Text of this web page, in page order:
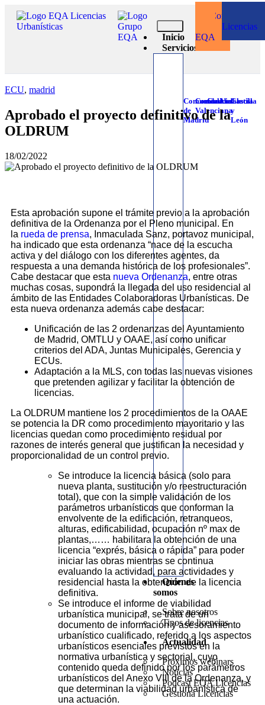
Inicio
Servicios
Comunidad
de
Madrid
Comunidad
Valenciana
GaliciaAndalucía
Castilla
y
León
Quienes
somos
Sobre nosotros
Tipos de licencias
Actualidad
Próximos webinars
Noticias
Podcast EQA Licencias
Gestiona Licencias
Contacto
EQA
Licencias
ECU, madrid
Aprobado el proyecto definitivo de la
OLDRUM
18/02/2022
Esta aprobación supone el trámite previo a la aprobación
definitiva de la Ordenanza por el Pleno municipal. En
la rueda de prensa, Inmaculada Sanz, portavoz municipal,
ha indicado que esta ordenanza “nace de la escucha
activa y del diálogo con los diferentes agentes, da
respuesta a una demanda histórica de los profesionales”.
Cabe destacar que esta nueva Ordenanza, entre otras
muchas cosas, supondrá la llegada del uso residencial al
ámbito de las Entidades Colaboradoras Urbanísticas. De
esta nueva ordenanza además cabe destacar:
Unificación de las 2 ordenanzas del Ayuntamiento
de Madrid, OMTLU y OAAE, así como unificar
criterios del ADA, Juntas Municipales, Gerencia y
ECUs.
Adaptación a la MLS, con todas las nuevas visiones
que pretenden agilizar y facilitar la obtención de
licencias.
La OLDRUM mantiene los 2 procedimientos de la OAAE
se potencia la DR como procedimiento mayoritario y las
licencias quedan como procedimiento residual por
razones de interés general que justifican la necesidad y
proporcionalidad de un control previo.
Se introduce la licencia básica (solo para
nueva planta, sustitución y/o reestructuración
total), que con la simple validación de los
parámetros urbanísticos que conforman la
envolvente de la edificación, retranqueos,
alturas, edificabilidad, ocupación nº max de
plantas,…… habilitara la obtención de una
licencia “exprés, básica o rápida” para poder
iniciar las obras mientras se continua
evaluando la actividad, para actividades y
residencial hasta la obtención de la licencia
definitiva.
Se introduce el informe de viabilidad
urbanística municipal, se trata de un
documento de información y asesoramiento
urbanístico cualificado, referido a los aspectos
urbanísticos esenciales previstos en la
normativa urbanística y sectorial, cuyo
contenido queda definido por los parámetros
urbanísticos del Anexo VIII de la Ordenanza, y
que determinan la viabilidad urbanística de
una actuación.